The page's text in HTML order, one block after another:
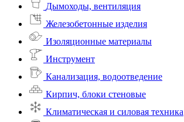
Дымоходы, вентиляция
Железобетонные изделия
Изоляционные материалы
Инструмент
Канализация, водоотведение
Кирпич, блоки стеновые
Климатическая и силовая техника